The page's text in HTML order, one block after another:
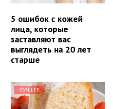
5 ошибок с кожей
лица, которые
заставляют вас
выглядеть на 20 лет
старше
ЛУЧШЕЕ